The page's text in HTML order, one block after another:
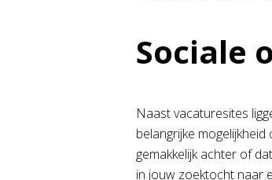
Sociale
Naast vacaturesites
belangrijke
gemakkelijk achter of
in jouw zoektocht naar